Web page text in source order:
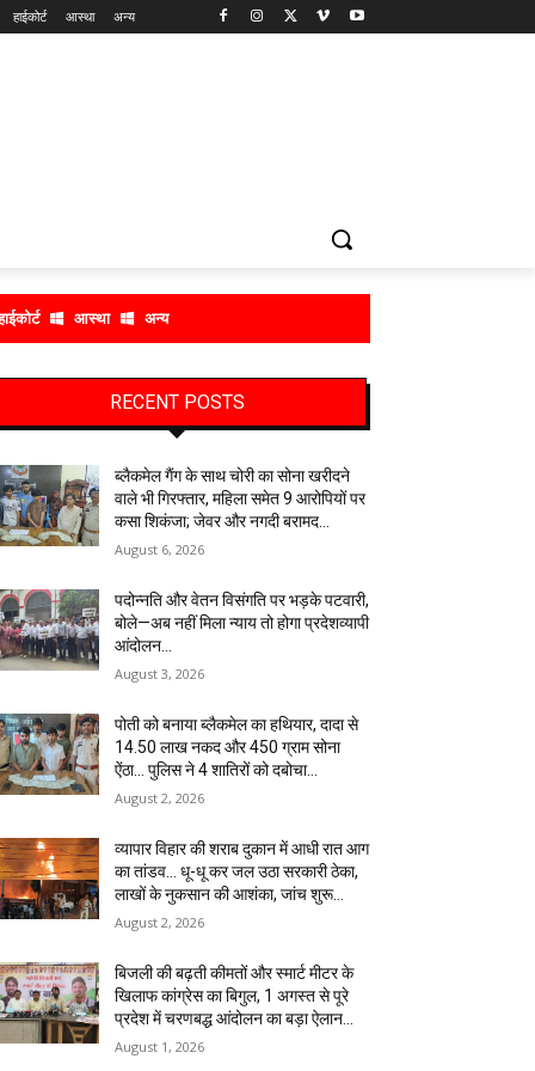
हाईकोर्ट आस्था अन्य
आस्था अन्य
RECENT POSTS
ब्लैकमेल गैंग के साथ चोरी का सोना खरीदने
वाले भी गिरफ्तार, महिला समेत 9 आरोपियों पर
कसा शिकंजा; जेवर और नगदी बरामद…
August 6, 2026
पदोन्नति और वेतन विसंगति पर भड़के पटवारी,
बोले—अब नहीं मिला न्याय तो होगा प्रदेशव्यापी
आंदोलन…
August 3, 2026
पोती को बनाया ब्लैकमेल का हथियार, दादा से
14.50 लाख नकद और 450 ग्राम सोना
ऐंठा… पुलिस ने 4 शातिरों को दबोचा…
August 2, 2026
व्यापार विहार की शराब दुकान में आधी रात आग
का तांडव… धू-धू कर जल उठा सरकारी ठेका,
लाखों के नुकसान की आशंका, जांच शुरू…
August 2, 2026
बिजली की बढ़ती कीमतों और स्मार्ट मीटर के
खिलाफ कांग्रेस का बिगुल, 1 अगस्त से पूरे
प्रदेश में चरणबद्ध आंदोलन का बड़ा ऐलान…
August 1, 2026